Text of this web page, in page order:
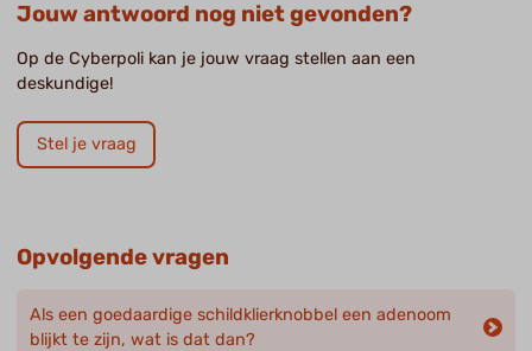
Jouw antwoord nog niet gevonden?
Op de Cyberpoli kan je jouw vraag stellen aan een
deskundige!
Stel je vraag
Opvolgende vragen
Als een goedaardige schildklierknobbel een adenoom
blijkt te zijn, wat is dat dan?